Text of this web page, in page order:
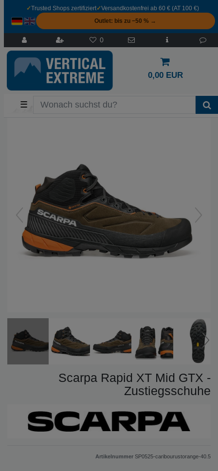
✓Trusted Shops zertifiziert✓Versandkostenfrei ab 60 € (AT 100 €)
Outlet: bis zu −50 % →
0
0,00 EUR
☰
Scarpa Rapid XT Mid GTX -
Zustiegsschuhe
Artikelnummer SP0525-caribourustorange-40.5